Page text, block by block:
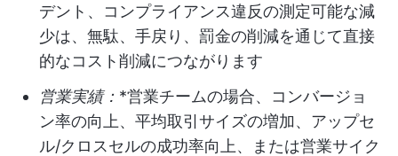
デント、コンプライアンス違反の測定可能な減
少は、無駄、手戻り、罰金の削減を通じて直接
的なコスト削減につながります
営業実績： *営業チームの場合、コンバージョ
ン率の向上、平均取引サイズの増加、アップセ
ル/クロスセルの成功率向上、または営業サイク